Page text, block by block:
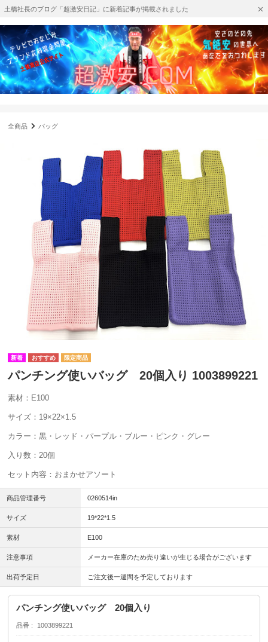
土橋社長のブログ「超激安日記」に新着記事が掲載されました
全商品 バッグ
パンチング使いバッグ 20個入り 1003899221
素材：E100
サイズ：19×22×1.5
カラー：黒・レッド・パープル・ブルー・ピンク・グレー
入り数：20個
セット内容：おまかせアソート
商品管理番号 0260514in
サイズ 19*22*1.5
素材 E100
注意事項 メーカー在庫のため売り違いが生じる場合がございます
出荷予定日 ご注文後一週間を予定しております
パンチング使いバッグ 20個入り
品番 1003899221